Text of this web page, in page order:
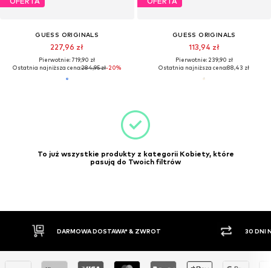
GUESS ORIGINALS
227,96 zł
Pierwotnie: 719,90 zł
Ostatnia najniższa cena:284,95 zł-20%
GUESS ORIGINALS
113,94 zł
Pierwotnie: 239,90 zł
Ostatnia najniższa cena:88,43 zł
To już wszystkie produkty z kategorii Kobiety, które
pasują do Twoich filtrów
DARMOWA DOSTAWA* & ZWROT 30 DNI